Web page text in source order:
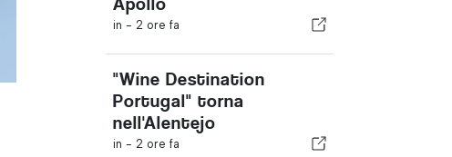
in - 2 ore fa
"Wine Destination
Portugal" torna
nell'Alentejo
in - 2 ore fa